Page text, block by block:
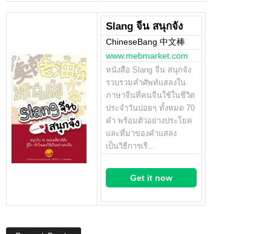
Slang จีน สนุกจัง
ChineseBang 中文棒
www.mebmarket.com
หนังสือ Slang จีน สนุกจัง
รวบรวมคำศัพท์แสลงใน
ภาษาจีนที่คนจีนใช้ในชีวิต
ประจำวันบ่อยๆ ทั้งหมด 70
คำ พร้อมตัวอย่างประโยค
และที่มาของคำแสลง
เป็นวิธีการเรี…
Get it now